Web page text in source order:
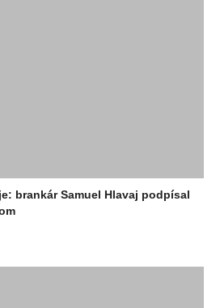
brankár Samuel Hlavaj podpísal